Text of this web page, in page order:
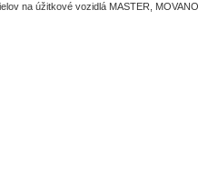
na úžitkové vozidlá MASTER,